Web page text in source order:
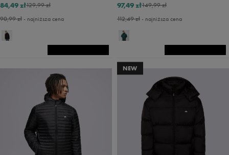
129,99 zł
84,49 zł
90,99 zł- najniższa cena
149,99 zł
97,49 zł
112,49 zł- najniższa cena
NEW